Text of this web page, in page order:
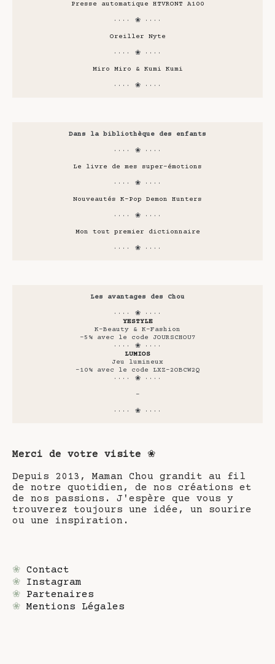
Presse automatique HTVRONT A100
···· ❀ ····
Oreiller Nyte
···· ❀ ····
Miro Miro & Kumi Kumi
···· ❀ ····
Dans la bibliothèque des enfants
···· ❀ ····
Le livre de mes super-émotions
···· ❀ ····
Nouveautés K-Pop Demon Hunters
···· ❀ ····
Mon tout premier dictionnaire
···· ❀ ····
Les avantages des Chou
···· ❀ ····
YESTYLE
K-Beauty & K-Fashion
-5% avec le code JOURSCHOU7
···· ❀ ····
LUMIOS
Jeu lumineux
-10% avec le code LXZ-2OBCW2Q
···· ❀ ····
-
···· ❀ ····
Merci de votre visite ❀
Depuis 2013, Maman Chou grandit au fil
de notre quotidien, de nos créations et
de nos passions. J'espère que vous y
trouverez toujours une idée, un sourire
ou une inspiration.
❀ Contact
❀ Instagram
❀ Partenaires
❀ Mentions Légales